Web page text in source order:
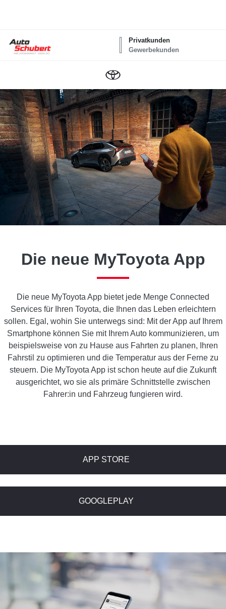
Privatkunden
Gewerbekunden
Die neue MyToyota App
Die neue MyToyota App bietet jede Menge Connected
Services für Ihren Toyota, die Ihnen das Leben erleichtern
sollen. Egal, wohin Sie unterwegs sind: Mit der App auf Ihrem
Smartphone können Sie mit Ihrem Auto kommunizieren, um
beispielsweise von zu Hause aus Fahrten zu planen, Ihren
Fahrstil zu optimieren und die Temperatur aus der Ferne zu
steuern. Die MyToyota App ist schon heute auf die Zukunft
ausgerichtet, wo sie als primäre Schnittstelle zwischen
Fahrer:in und Fahrzeug fungieren wird.
APP STORE
GOOGLEPLAY